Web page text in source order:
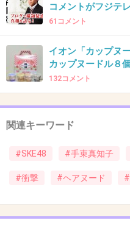
てたんじゃない？
そういうの多いらしい
垂れすぎ
ちっともうらやまし
コメントがフジテ
61コメント
イオン「カップヌ
カップヌードル８
132コメント
関連キーワード
#SKE48 #手束真知子
#衝撃 #ヘアヌード